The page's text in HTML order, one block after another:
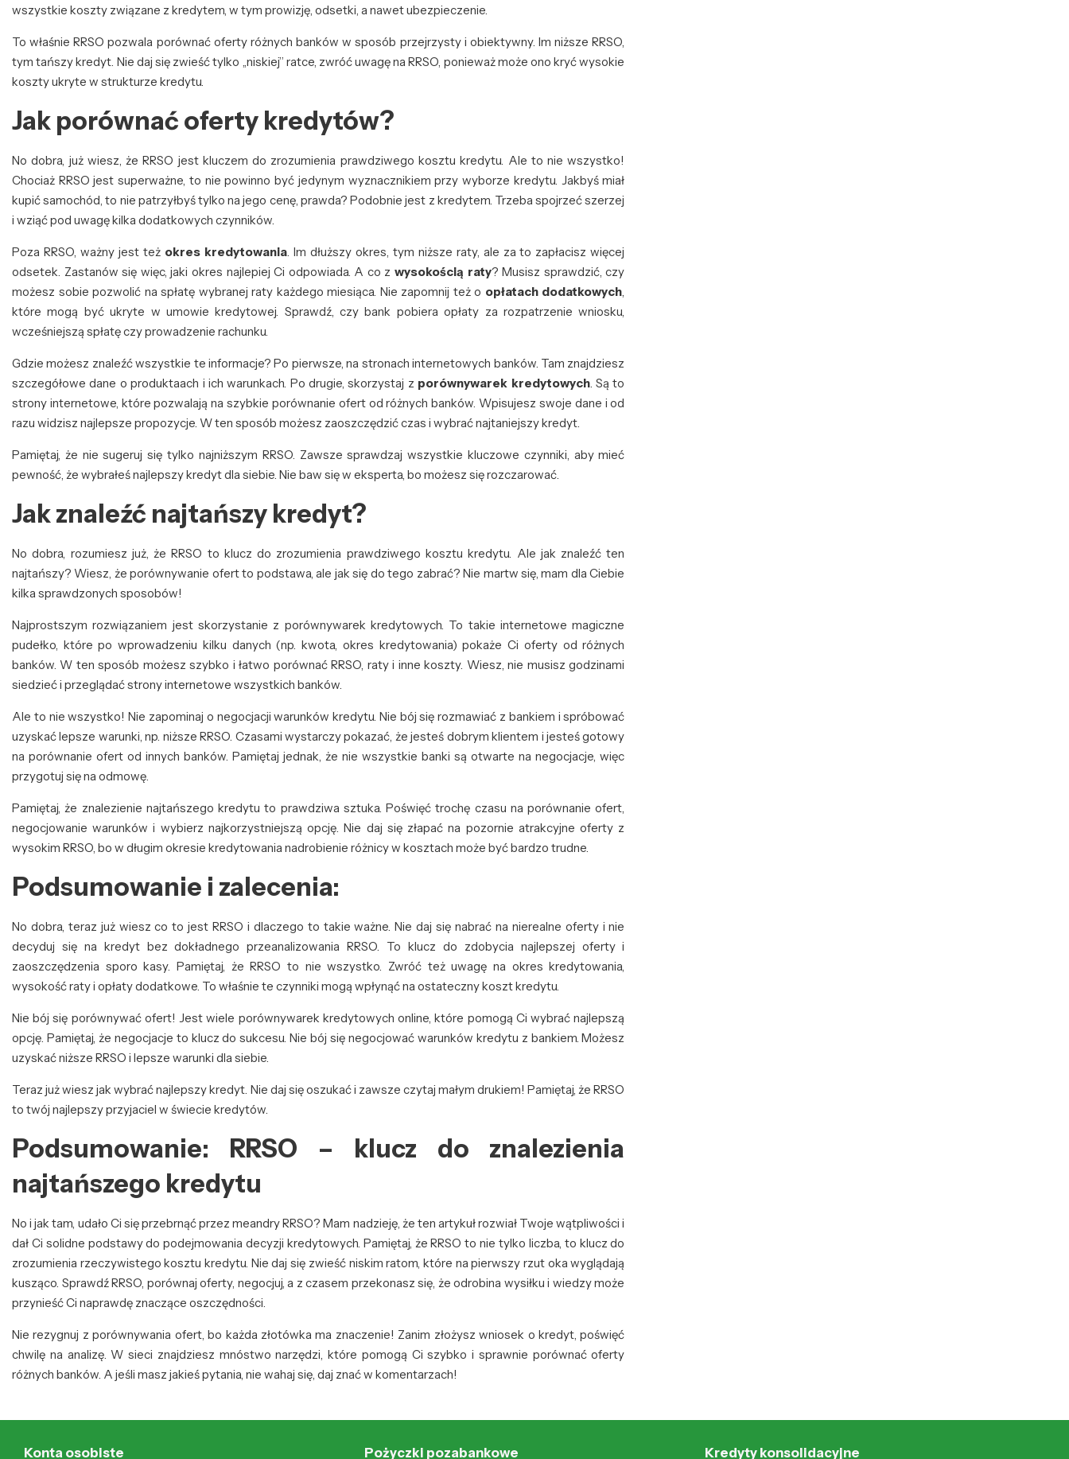
wszystkie koszty związane z kredytem, w tym prowizję, odsetki, a nawet ubezpieczenie.
To właśnie RRSO pozwala porównać oferty różnych banków w sposób przejrzysty i obiektywny. Im niższe RRSO,
tym tańszy kredyt. Nie daj się zwieść tylko „niskiej” ratce, zwróć uwagę na RRSO, ponieważ może ono kryć wysokie
koszty ukryte w strukturze kredytu.
Jak porównać oferty kredytów?
No dobra, już wiesz, że RRSO jest kluczem do zrozumienia prawdziwego kosztu kredytu. Ale to nie wszystko!
Chociaż RRSO jest superważne, to nie powinno być jedynym wyznacznikiem przy wyborze kredytu. Jakbyś miał
kupić samochód, to nie patrzyłbyś tylko na jego cenę, prawda? Podobnie jest z kredytem. Trzeba spojrzeć szerzej
i wziąć pod uwagę kilka dodatkowych czynników.
Poza RRSO, ważny jest też okres kredytowania. Im dłuższy okres, tym niższe raty, ale za to zapłacisz więcej
odsetek. Zastanów się więc, jaki okres najlepiej Ci odpowiada. A co zwysokością raty? Musisz sprawdzić, czy
możesz sobie pozwolić na spłatę wybranej raty każdego miesiąca. Nie zapomnij też o opłatach dodatkowych,
które mogą być ukryte w umowie kredytowej. Sprawdź, czy bank pobiera opłaty za rozpatrzenie wniosku,
wcześniejszą spłatę czy prowadzenie rachunku.
Gdzie możesz znaleźć wszystkie te informacje? Po pierwsze, na stronach internetowych banków. Tam znajdziesz
szczegółowe dane o produktaach i ich warunkach. Po drugie, skorzystaj z porównywarek kredytowych. Są to
strony internetowe, które pozwalają na szybkie porównanie ofert od różnych banków. Wpisujesz swoje dane i od
razu widzisz najlepsze propozycje. W ten sposób możesz zaoszczędzić czas i wybrać najtaniejszy kredyt.
Pamiętaj, że nie sugeruj się tylko najniższym RRSO. Zawsze sprawdzaj wszystkie kluczowe czynniki, aby mieć
pewność, że wybrałeś najlepszy kredyt dla siebie. Nie baw się w eksperta, bo możesz się rozczarować.
Jak znaleźć najtańszy kredyt?
No dobra, rozumiesz już, że RRSO to klucz do zrozumienia prawdziwego kosztu kredytu. Ale jak znaleźć ten
najtańszy? Wiesz, że porównywanie ofert to podstawa, ale jak się do tego zabrać? Nie martw się, mam dla Ciebie
kilka sprawdzonych sposobów!
Najprostszym rozwiązaniem jest skorzystanie z porównywarek kredytowych. To takie internetowe magiczne
pudełko, które po wprowadzeniu kilku danych (np. kwota, okres kredytowania) pokaże Ci oferty od różnych
banków. W ten sposób możesz szybko i łatwo porównać RRSO, raty i inne koszty. Wiesz, nie musisz godzinami
siedzieć i przeglądać strony internetowe wszystkich banków.
Ale to nie wszystko! Nie zapominaj o negocjacji warunków kredytu. Nie bój się rozmawiać z bankiem i spróbować
uzyskać lepsze warunki, np. niższe RRSO. Czasami wystarczy pokazać, że jesteś dobrym klientem i jesteś gotowy
na porównanie ofert od innych banków. Pamiętaj jednak, że nie wszystkie banki są otwarte na negocjacje, więc
przygotuj się na odmowę.
Pamiętaj, że znalezienie najtańszego kredytu to prawdziwa sztuka. Poświęć trochę czasu na porównanie ofert,
negocjowanie warunków i wybierz najkorzystniejszą opcję. Nie daj się złapać na pozornie atrakcyjne oferty z
wysokim RRSO, bo w długim okresie kredytowania nadrobienie różnicy w kosztach może być bardzo trudne.
Podsumowanie i zalecenia:
No dobra, teraz już wiesz co to jest RRSO i dlaczego to takie ważne. Nie daj się nabrać na nierealne oferty i nie
decyduj się na kredyt bez dokładnego przeanalizowania RRSO. To klucz do zdobycia najlepszej oferty i
zaoszczędzenia sporo kasy. Pamiętaj, że RRSO to nie wszystko. Zwróć też uwagę na okres kredytowania,
wysokość raty i opłaty dodatkowe. To właśnie te czynniki mogą wpłynąć na ostateczny koszt kredytu.
Nie bój się porównywać ofert! Jest wiele porównywarek kredytowych online, które pomogą Ci wybrać najlepszą
opcję. Pamiętaj, że negocjacje to klucz do sukcesu. Nie bój się negocjować warunków kredytu z bankiem. Możesz
uzyskać niższe RRSO i lepsze warunki dla siebie.
Teraz już wiesz jak wybrać najlepszy kredyt. Nie daj się oszukać i zawsze czytaj małym drukiem! Pamiętaj, że RRSO
to twój najlepszy przyjaciel w świecie kredytów.
Podsumowanie: RRSO – klucz do znalezienia
najtańszego kredytu
No i jak tam, udało Ci się przebrnąć przez meandry RRSO? Mam nadzieję, że ten artykuł rozwiał Twoje wątpliwości i
dał Ci solidne podstawy do podejmowania decyzji kredytowych. Pamiętaj, że RRSO to nie tylko liczba, to klucz do
zrozumienia rzeczywistego kosztu kredytu. Nie daj się zwieść niskim ratom, które na pierwszy rzut oka wyglądają
kusząco. Sprawdź RRSO, porównaj oferty, negocjuj, a z czasem przekonasz się, że odrobina wysiłku i wiedzy może
przynieść Ci naprawdę znaczące oszczędności.
Nie rezygnuj z porównywania ofert, bo każda złotówka ma znaczenie! Zanim złożysz wniosek o kredyt, poświęć
chwilę na analizę. W sieci znajdziesz mnóstwo narzędzi, które pomogą Ci szybko i sprawnie porównać oferty
różnych banków. A jeśli masz jakieś pytania, nie wahaj się, daj znać w komentarzach!
Konta osobiste Pożyczki pozabankowe Kredyty konsolidacyjne